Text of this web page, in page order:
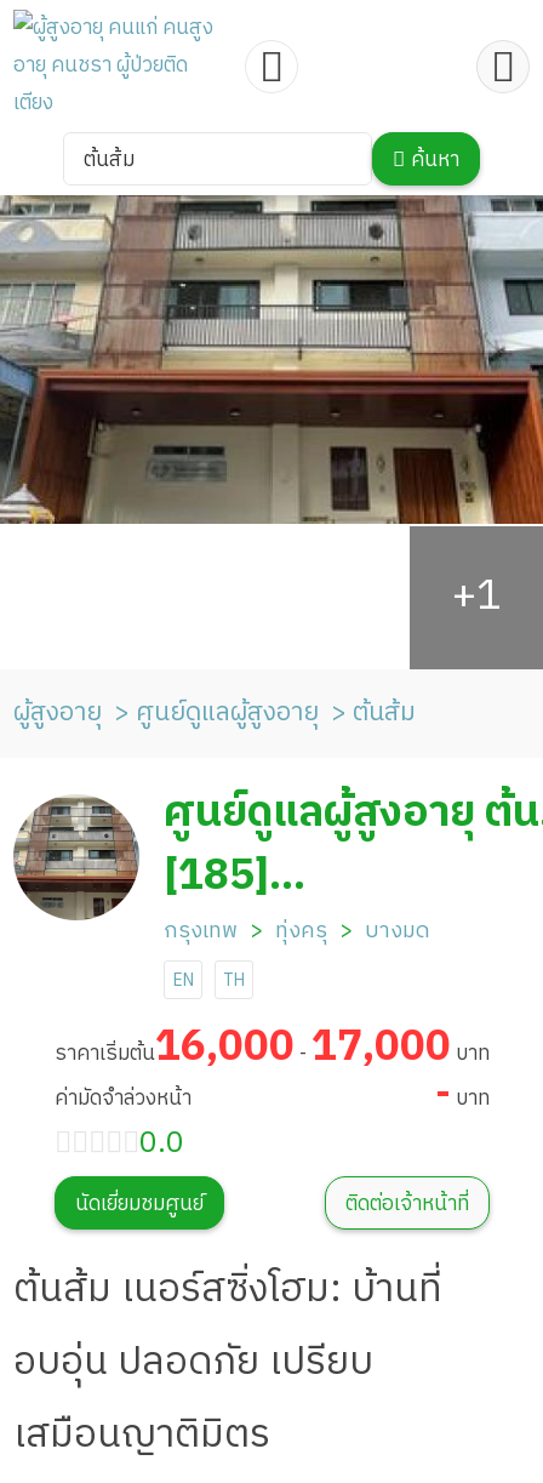
ต้นส้ม ค้นหา
ผู้สูงอายุ ศูนย์ดูแลผู้สูงอายุ ต้นส้ม
ศูนย์ดูแลผู้สูงอายุ ต้น
ส้ม
[185]
กรุงเทพ ทุ่งครุ บางมด
EN TH
ราคาเริ่มต้น16,000 - 17,000 บาท
ค่ามัดจำล่วงหน้า
- บาท
0.0
นัดเยี่ยมชมศูนย์ ติดต่อเจ้าหน้าที่
ต้นส้ม เนอร์สซิ่งโฮม: บ้านที่
อบอุ่น ปลอดภัย เปรียบ
เสมือนญาติมิตร